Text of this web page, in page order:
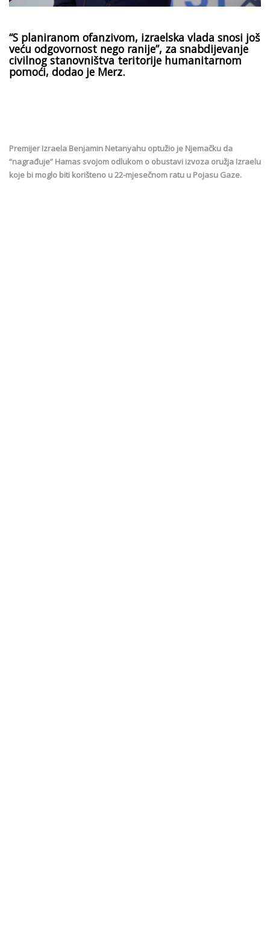
“S planiranom ofanzivom, izraelska vlada snosi još
veću odgovornost nego ranije”, za snabdijevanje
civilnog stanovništva teritorije humanitarnom
pomoći, dodao je Merz.
Premijer Izraela Benjamin Netanyahu optužio je Njemačku da
“nagrađuje” Hamas svojom odlukom o obustavi izvoza oružja Izraelu
koje bi moglo biti korišteno u 22-mjesečnom ratu u Pojasu Gaze.